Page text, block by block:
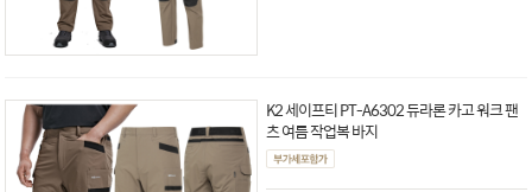
K2 세이프티 PT-A6302 듀라론 카고 워크 팬
츠 여름 작업복 바지